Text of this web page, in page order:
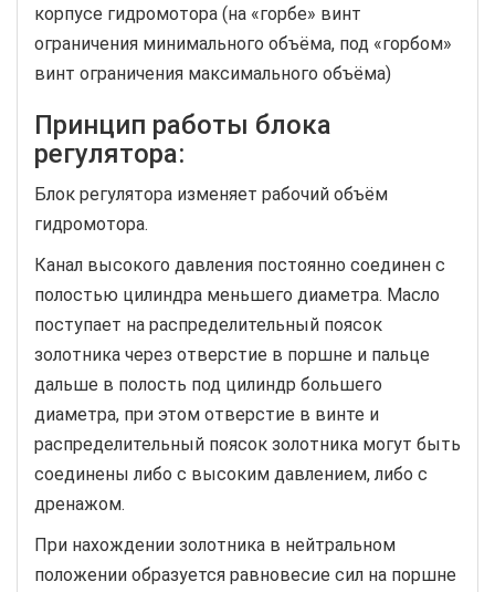
корпусе гидромотора (на «горбе» винт
ограничения минимального объёма, под «горбом»
винт ограничения максимального объёма)
Принцип работы блока
регулятора:
Блок регулятора изменяет рабочий объём
гидромотора.
Канал высокого давления постоянно соединен с
полостью цилиндра меньшего диаметра. Масло
поступает на распределительный поясок
золотника через отверстие в поршне и пальце
дальше в полость под цилиндр большего
диаметра, при этом отверстие в винте и
распределительный поясок золотника могут быть
соединены либо с высоким давлением, либо с
дренажом.
При нахождении золотника в нейтральном
положении образуется равновесие сил на поршне